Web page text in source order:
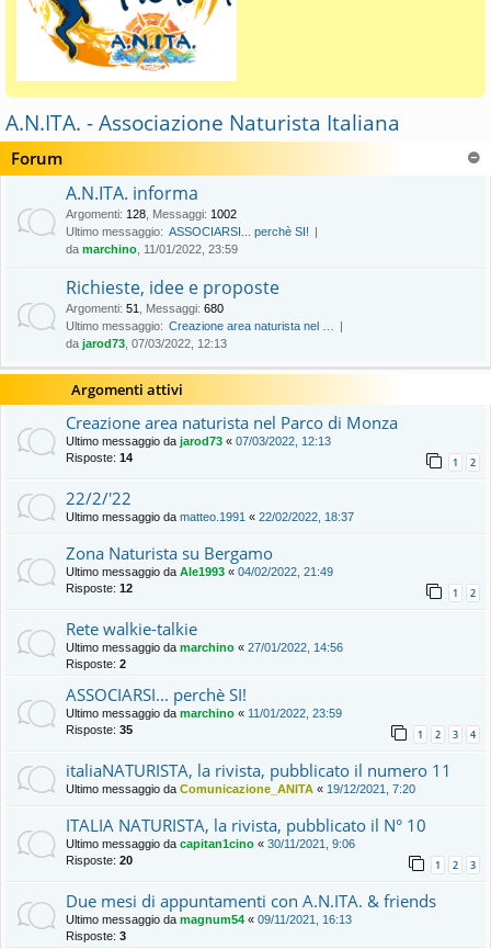
A.N.ITA. - Associazione Naturista Italiana
Forum
A.N.ITA. informa
Argomenti: 128 Messaggi: 1002
Ultimo messaggio: ASSOCIARSI... perchè SI!
da marchino , 11/01/2022, 23:59
Richieste, idee e proposte
Argomenti: 51 Messaggi: 680
Ultimo messaggio: Creazione area naturista nel …
da jarod73 , 07/03/2022, 12:13
Argomenti attivi
Creazione area naturista nel Parco di Monza
Ultimo messaggio da jarod73 « 07/03/2022, 12:13
Risposte: 14 1 2
22/2/'22
Ultimo messaggio da matteo.1991 « 22/02/2022, 18:37
Zona Naturista su Bergamo
Ultimo messaggio da Ale1993 « 04/02/2022, 21:49
Risposte: 12 1 2
Rete walkie-talkie
Ultimo messaggio da marchino « 27/01/2022, 14:56
Risposte: 2
ASSOCIARSI... perchè SI!
Ultimo messaggio da marchino « 11/01/2022, 23:59
Risposte: 35 1 2 3 4
italiaNATURISTA, la rivista, pubblicato il numero 11
Ultimo messaggio da Comunicazione_ANITA « 19/12/2021, 7:20
ITALIA NATURISTA, la rivista, pubblicato il N° 10
Ultimo messaggio da capitan1cino « 30/11/2021, 9:06
Risposte: 20 1 2 3
Due mesi di appuntamenti con A.N.ITA. & friends
Ultimo messaggio da magnum54 « 09/11/2021, 16:13
Risposte: 3